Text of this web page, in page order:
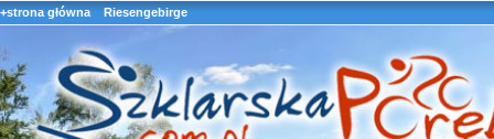
+strona główna Riesengebirge